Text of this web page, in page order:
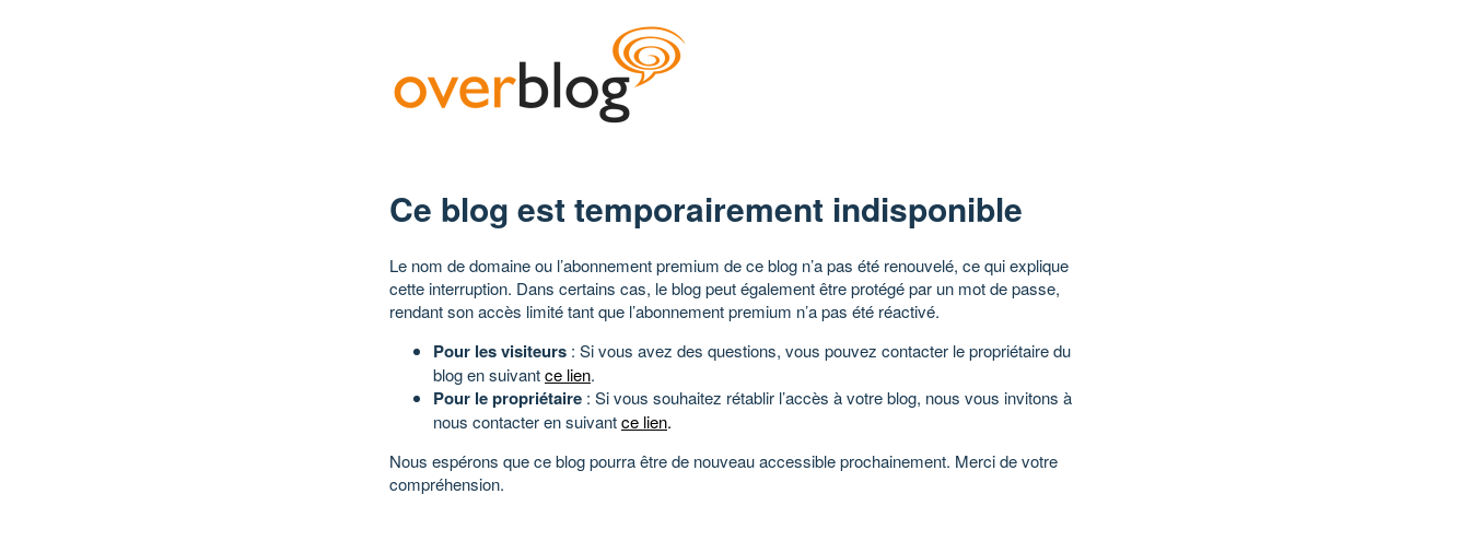
Ce blog est temporairement indisponible
Le nom de domaine ou l’abonnement premium de ce blog n’a pas été renouvelé, ce qui explique
cette interruption. Dans certains cas, le blog peut également être protégé par un mot de passe,
rendant son accès limité tant que l’abonnement premium n’a pas été réactivé.
Pour les visiteurs : Si vous avez des questions, vous pouvez contacter le propriétaire du
blog en suivantce lien.
Pour le propriétaire : Si vous souhaitez rétablir l’accès à votre blog, nous vous invitons à
nous contacter en suivantce lien.
Nous espérons que ce blog pourra être de nouveau accessible prochainement. Merci de votre
compréhension.